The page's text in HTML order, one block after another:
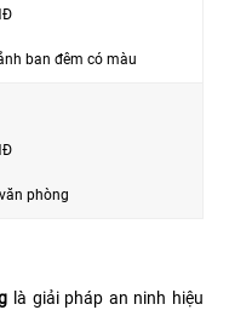
ban đêm có màu
phòng
là giải pháp an ninh hiệu